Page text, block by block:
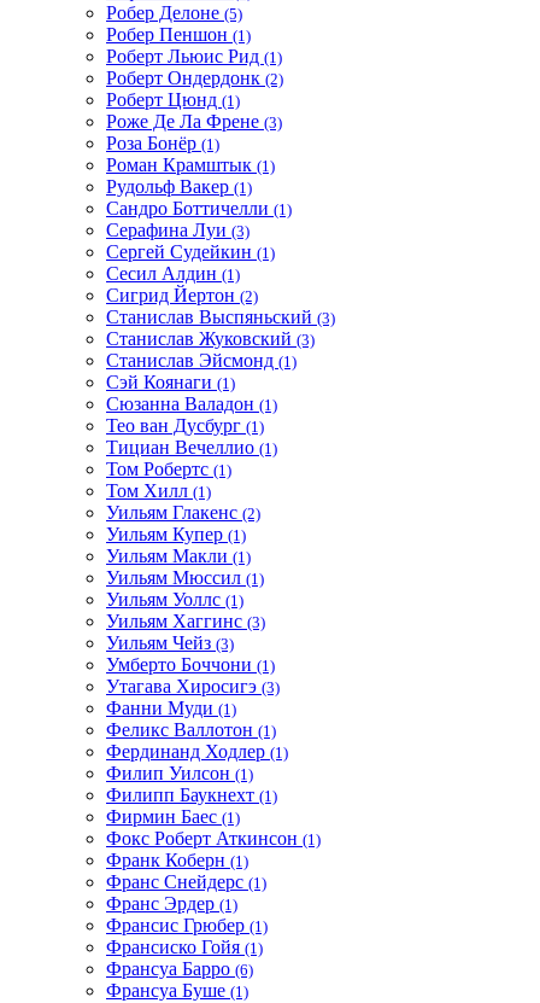
Робер Делоне (5)
Робер Пеншон (1)
Роберт Льюис Рид (1)
Роберт Ондердонк (2)
Роберт Цюнд (1)
Роже Де Ла Френе (3)
Роза Бонёр (1)
Роман Крамштык (1)
Рудольф Вакер (1)
Сандро Боттичелли (1)
Серафина Луи (3)
Сергей Судейкин (1)
Сесил Алдин (1)
Сигрид Йертон (2)
Станислав Выспяньский (3)
Станислав Жуковский (3)
Станислав Эйсмонд (1)
Сэй Коянаги (1)
Сюзанна Валадон (1)
Тео ван Дусбург (1)
Тициан Вечеллио (1)
Том Робертс (1)
Том Хилл (1)
Уильям Глакенс (2)
Уильям Купер (1)
Уильям Макли (1)
Уильям Мюссил (1)
Уильям Уоллс (1)
Уильям Хаггинс (3)
Уильям Чейз (3)
Умберто Боччони (1)
Утагава Хиросигэ (3)
Фанни Муди (1)
Феликс Валлотон (1)
Фердинанд Ходлер (1)
Филип Уилсон (1)
Филипп Баукнехт (1)
Фирмин Баес (1)
Фокс Роберт Аткинсон (1)
Франк Коберн (1)
Франс Снейдерс (1)
Франс Эрдер (1)
Франсис Грюбер (1)
Франсиско Гойя (1)
Франсуа Барро (6)
Франсуа Буше (1)